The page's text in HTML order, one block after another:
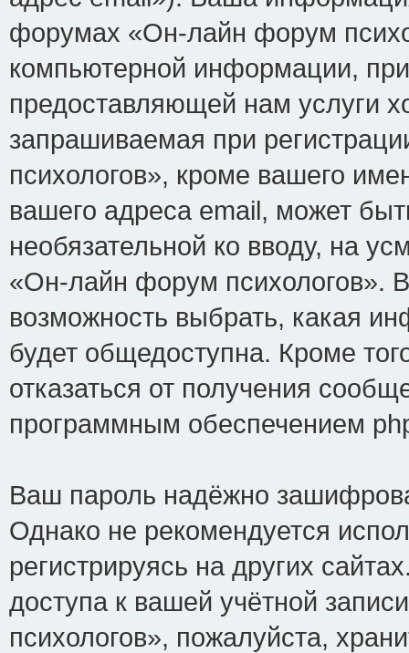
форумах «Он-лайн форум
компьютерной информации,
предоставляющей нам услуги
запрашиваемая при
психологов», кроме вашего
вашего адреса email, может
необязательной ко вводу, на
«Он-лайн форум психологов».
возможность выбрать, какая
будет общедоступна. Кроме
отказаться от получения
программным обеспечением
Ваш пароль надёжно
Однако не рекомендуется
регистрируясь на других
доступа к вашей учётной
психологов», пожалуйста,